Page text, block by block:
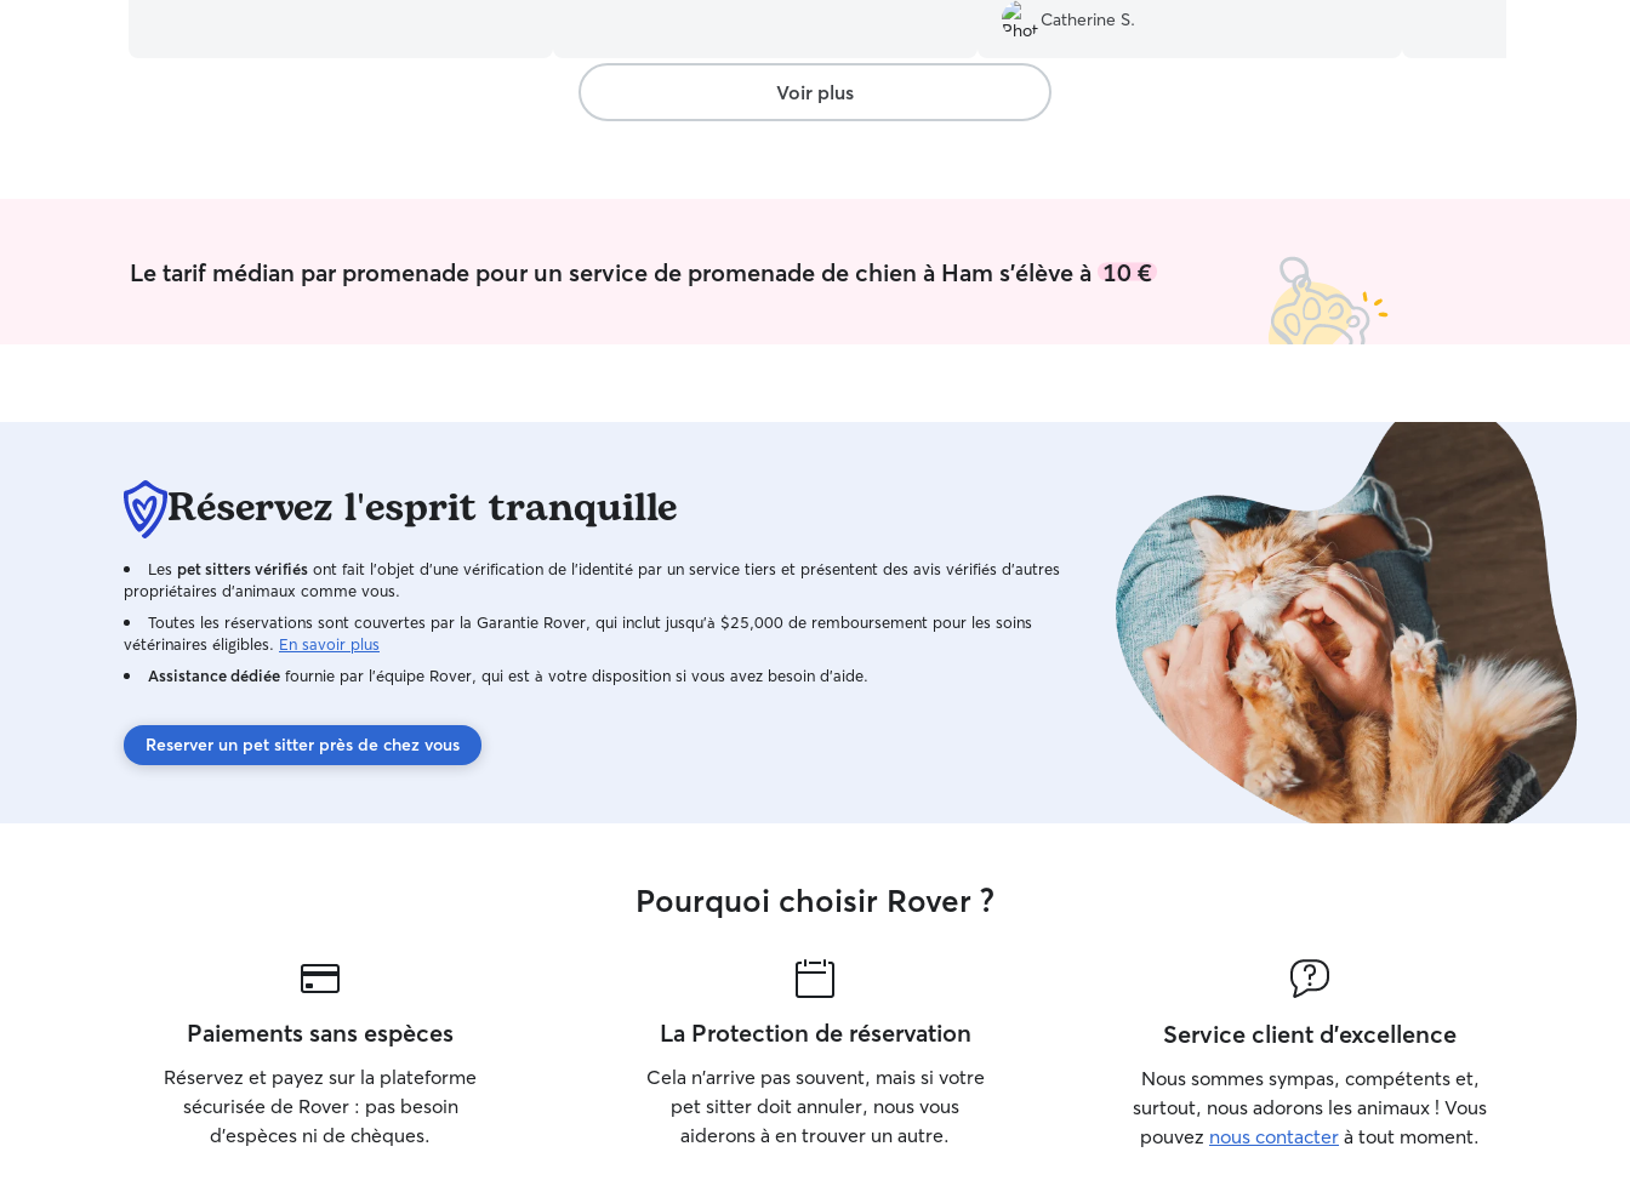
pro canin et félin , en attendant de trouver un
emploi je souhaite faire du pet sitting . Étant
donner que c’est mon domaine c’est pour cela
et je voudrais faire de même avec vos amis à
quatre pattes. Ils seront heureux , détendus et
toute confiance?.
Catherine S.
Voir plus
Le tarif médian par promenade pour un service de promenade de chien à Ham s'élève à10 €
Réservez l'esprit tranquille
Les pet sitters vérifiés ont fait l'objet d'une vérification de l'identité par un service tiers et présentent des avis vérifiés d'autres
propriétaires d'animaux comme vous.
Toutes les réservations sont couvertes par la Garantie Rover, qui inclut jusqu'à $25,000 de remboursement pour les soins
vétérinaires éligibles. En savoir plus
Assistance dédiée fournie par l'équipe Rover, qui est à votre disposition si vous avez besoin d'aide.
Reserver un pet sitter près de chez vous
Pourquoi choisir Rover ?
Paiements sans espèces
Réservez et payez sur la plateforme
sécurisée de Rover : pas besoin
d'espèces ni de chèques.
La Protection de réservation
Cela n'arrive pas souvent, mais si votre
pet sitter doit annuler, nous vous
aiderons à en trouver un autre.
Service client d'excellence
Nous sommes sympas, compétents et,
surtout, nous adorons les animaux ! Vous
pouvez nous contacter à tout moment.